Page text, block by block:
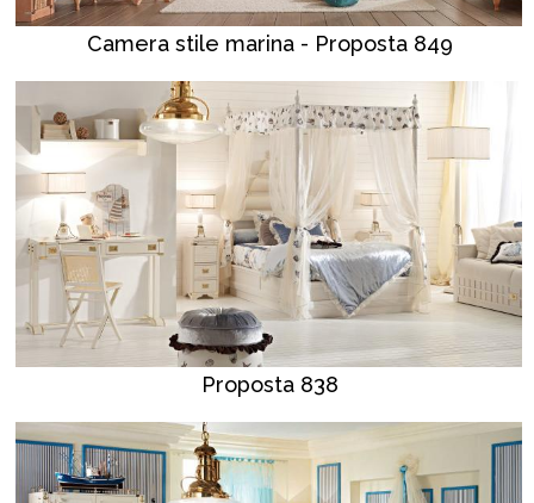
Camera stile marina - Proposta 849
Proposta 838